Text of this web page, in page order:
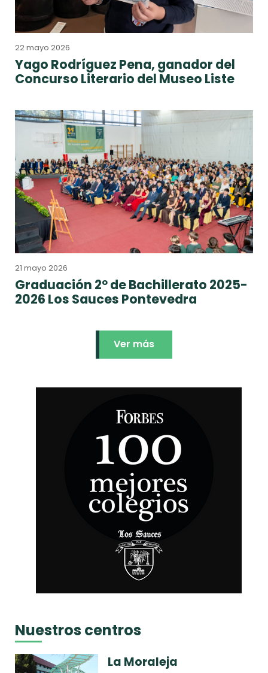
22 mayo 2026
Yago Rodríguez Pena, ganador del
Concurso Literario del Museo Liste
21 mayo 2026
Graduación 2º de Bachillerato 2025-
2026 Los Sauces Pontevedra
Ver más
Nuestros centros
La Moraleja